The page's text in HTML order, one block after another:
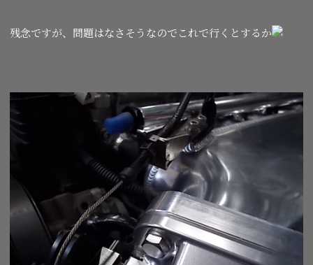
残念ですが、問題はなさそうなのでこれで行くとするか